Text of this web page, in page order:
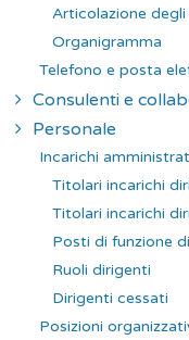
Articolazione
Organigramma
Telefono e posta
Consulenti e
Personale
Incarichi
Titolari incarichi
Titolari incarichi
Posti di funzione
Ruoli dirigenti
Dirigenti cessati
Posizioni